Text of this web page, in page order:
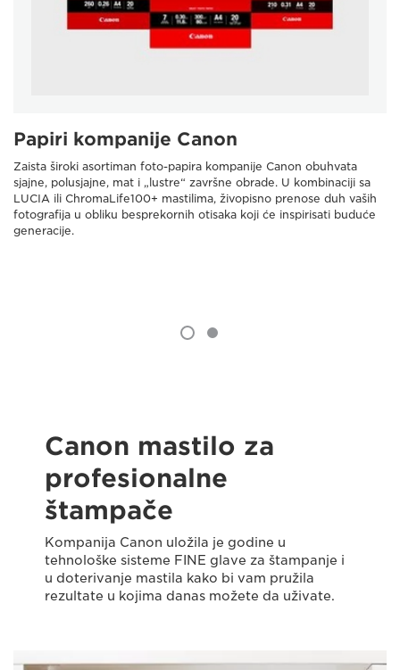
Papiri kompanije Canon
Zaista široki asortiman foto-papira kompanije Canon obuhvata
sjajne, polusjajne, mat i „lustre“ završne obrade. U kombinaciji sa
LUCIA ili ChromaLife100+ mastilima, živopisno prenose duh vaših
fotografija u obliku besprekornih otisaka koji će inspirisati buduće
generacije.
Canon mastilo za
profesionalne
štampače
Kompanija Canon uložila je godine u
tehnološke sisteme FINE glave za štampanje i
u doterivanje mastila kako bi vam pružila
rezultate u kojima danas možete da uživate.